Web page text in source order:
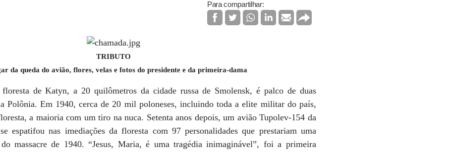
Para compartilhar:
TRIBUTO
da queda do avião, flores, velas e fotos do presidente e da primeira-dama
de Katyn, a 20 quilômetros da cidade russa de Smolensk, é palco de duas
Polônia. Em 1940, cerca de 20 mil poloneses, incluindo toda a elite militar do país,
a maioria com um tiro na nuca. Setenta anos depois, um avião Tupolev-154 da
espatifou nas imediações da floresta com 97 personalidades que prestariam uma
massacre de 1940. “Jesus, Maria, é uma tragédia inimaginável”, foi a primeira